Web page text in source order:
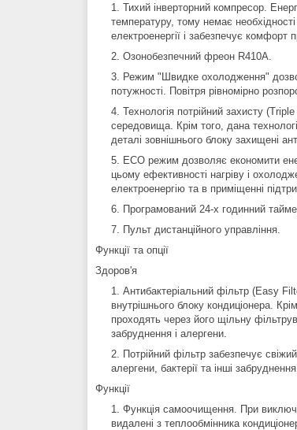
Тихий інверторний компресор.
температуру, тому немає
електроенергії і забезпечує комфорт
Озонобезпечний фреон R410A.
Режим "Швидке охолодження"
потужності. Повітря рівномірно
Технологія потрійний захисту
середовища. Крім того, дана
деталі зовнішнього блоку захищені
ECO режим дозволяє економити
цьому ефективності нагріву і
електроенергію та в приміщенні
Програмований 24-х годинний
Пульт дистанційного управління.
Функції та опції
Здоров'я
Антибактеріальний фільтр (Easy
внутрішнього блоку кондиціонера.
проходять через його щільну
забруднення і алергени.
Потрійний фільтр забезпечує
алергени, бактерії та інші
Функції
Функція самоочищення. При
видалені з теплообмінника